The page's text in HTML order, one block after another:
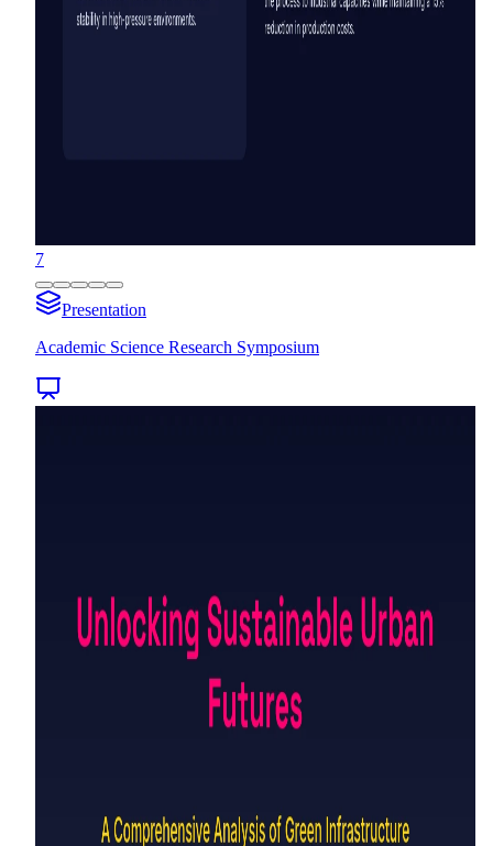
7
Presentation
Academic Science Research Symposium